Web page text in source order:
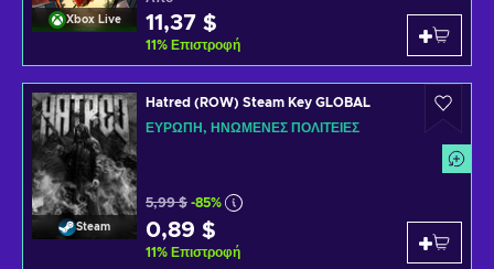
Xbox Live 11,37 $
11% Επιστροφή
Steam
Hatred (ROW) Steam Key GLOBAL
ΕΥΡΏΠΗ, ΗΝΩΜΈΝΕΣ ΠΟΛΙΤΕΊΕΣ
5,99 $ -85%
0,89 $
11% Επιστροφή